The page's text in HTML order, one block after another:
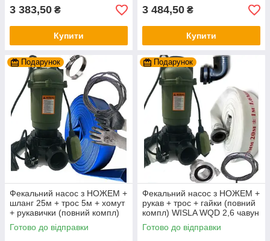
3 383,50 ₴
Купити
3 484,50 ₴
Купити
Подарунок
Фекальний насос з НОЖЕМ +
шланг 25м + трос 5м + хомут
+ рукавички (повний компл)
WISLA WQD 2.6 чавун
Готово до відправки
Подарунок
Фекальний насос з НОЖЕМ +
рукав + трос + гайки (повний
компл) WISLA WQD 2,6 чавун
+ перч
Готово до відправки